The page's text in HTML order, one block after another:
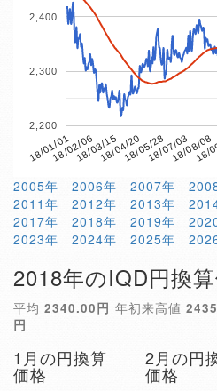
18/01/0118/02/0618/03/1518/04/2018/05/2818/07/0318/08/08
18/
2,200
2,300
2,400
2005年 2006年 2007年
2011年
2012年 2013年
2017年
2018年 2019年
2023年
2024年 2025年
2018年のIQD円換
平均 2340.00円 年初来高値
円
1月の円換算
価格
2月の円
価格